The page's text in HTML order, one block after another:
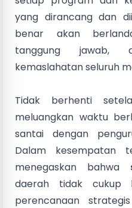
yang dirancang dan
benar akan
tanggung jawab,
kemaslahatan seluruh
Tidak berhenti
meluangkan waktu
santai dengan
Dalam kesempatan
menegaskan bahwa
daerah tidak cukup
perencanaan